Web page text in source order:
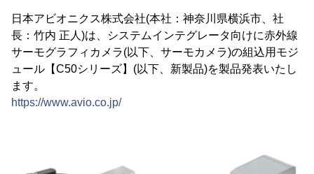
日本アビオニクス株式会社(本社：神奈川県横浜市、社
長：竹内 正人)は、システムインテグレータ向けに赤外線
サーモグラフィカメラ(以下、サーモカメラ)の組込用モジ
ュール【C50シリーズ】(以下、新製品)を製品発表いたし
ます。
https://www.avio.co.jp/